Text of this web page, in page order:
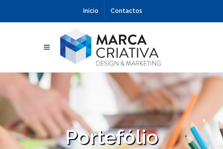
Início Contactos
Portefólio